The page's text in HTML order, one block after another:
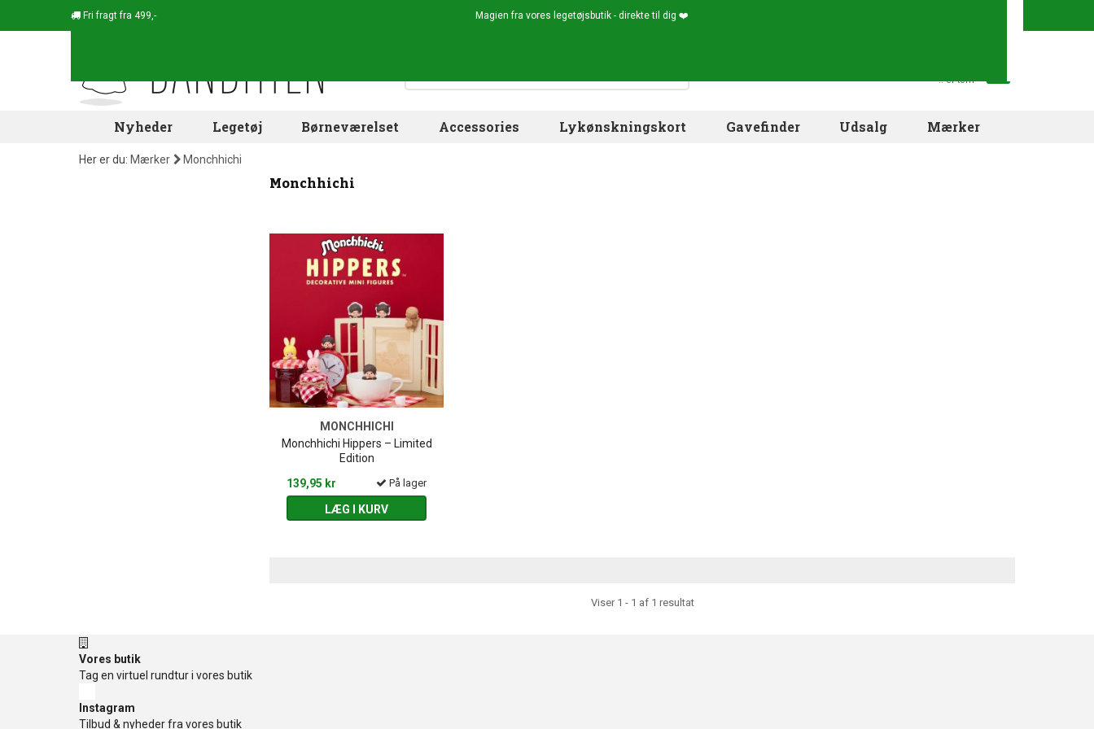
Fri fragt fra 499,- Magien fra vores legetøjsbutik - direkte til dig ❤️
.. er tom
Nyheder Legetøj Børneværelset Accessories Lykønskningskort Gavefinder Udsalg Mærker
Her er du: Mærker Monchhichi
Monchhichi
MONCHHICHI
Monchhichi Hippers – Limited
Edition
139,95 kr
På lager
LÆG I KURV
Viser 1 - 1 af 1 resultat
Vores butik
Tag en virtuel rundtur i vores butik
Instagram
Tilbud & nyheder fra vores butik